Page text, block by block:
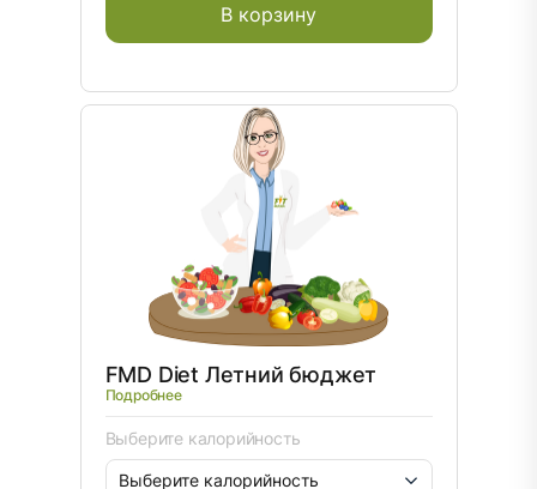
В корзину
FMD Diet Летний бюджет
Подробнее
Выберите калорийность